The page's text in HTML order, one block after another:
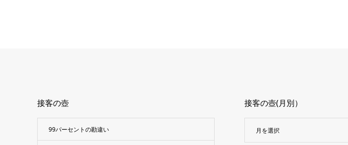
接客の壺
99パーセントの勘違い
接客の壺(月別）
月を選択